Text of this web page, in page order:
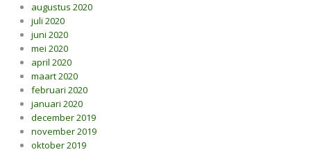
augustus 2020
juli 2020
juni 2020
mei 2020
april 2020
maart 2020
februari 2020
januari 2020
december 2019
november 2019
oktober 2019